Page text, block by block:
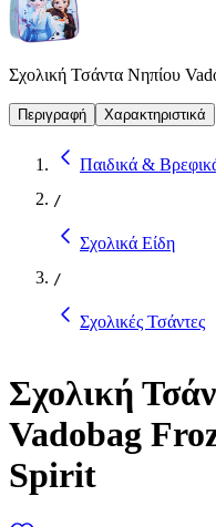
Σχολική Τσάντα Νηπίου
Περιγραφή Χαρακτηριστικά
Παιδικά &
/
Σχολικά Είδη
/
Σχολικές Τσάντες
Σχολική
Vadobag
Spirit